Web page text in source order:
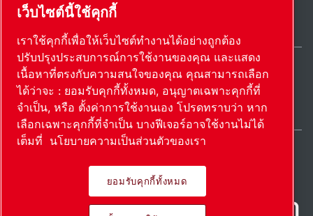
แผนผังเว็บไซต์ตั้งค่าการใช้งานเอง © 2026 ลิขสิทธิ์
Thailand / TH
ผลิตภัณฑ์ที่เป็นนวัตกรรม นํา
เว็บไซต์นี้ใช้คุกกี้
เราใช้คุกกี้เพื่อให้เว็บไซต์ทำงานได้อย่างถูกต้อง
ปรับปรุงประสบการณ์การใช้งานของคุณ และแสดง
เนื้อหาที่ตรงกับความสนใจของคุณ คุณสามารถเลือก
ได้ว่าจะ : ยอมรับคุกกี้ทั้งหมด, อนุญาตเฉพาะคุกกี้ที่
จำเป็น, หรือ ตั้งค่าการใช้งานเอง โปรดทราบว่า หาก
เลือกเฉพาะคุกกี้ที่จำเป็น บางฟีเจอร์อาจใช้งานไม่ได้
เต็มที่ นโยบายความเป็นส่วนตัวของเรา
ยอมรับคุกกี้ทั้งหมด